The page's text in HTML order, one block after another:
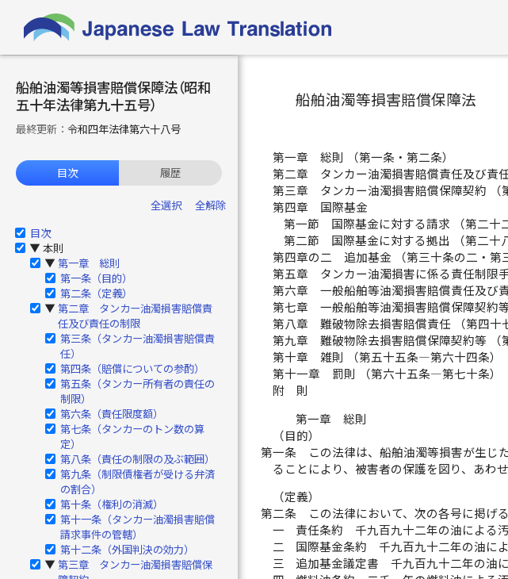
船舶油濁等損害賠償保障法（昭和
五十年法律第九十五号）
最終更新： 令和四年法律第六十八号
目次 履歴
全選択 全解除
目次
▶ 本則
▶ 第一章 総則
第一条（目的）
第二条（定義）
▶ 第二章 タンカー油濁損害賠償責
任及び責任の制限
第三条（タンカー油濁損害賠償責
任）
第四条（賠償についての参酌）
第五条（タンカー所有者の責任の
制限）
第六条（責任限度額）
第七条（タンカーのトン数の算
定）
第八条（責任の制限の及ぶ範囲）
第九条（制限債権者が受ける弁済
の割合）
第十条（権利の消滅）
第十一条（タンカー油濁損害賠償
請求事件の管轄）
第十二条（外国判決の効力）
▶ 第三章 タンカー油濁損害賠償保
船舶油濁等損害賠償保障法
第一章 総則 （第一条・第二条）
第二章 タンカー油濁損害賠償責任及び責
第三章 タンカー油濁損害賠償保障契約 （
第四章 国際基金
第一節 国際基金に対する請求 （第二十
第二節 国際基金に対する拠出 （第二十
第四章の二 追加基金 （第三十条の二・第
第五章 タンカー油濁損害に係る責任制限
第六章 一般船舶等油濁損害賠償責任及び
第七章 一般船舶等油濁損害賠償保障契約
第八章 難破物除去損害賠償責任 （第四十
第九章 難破物除去損害賠償保障契約等 （
第十章 雑則 （第五十五条―第六十四条）
第十一章 罰則 （第六十五条―第七十条）
附 則
第一章 総則
（目的）
第一条
この法律は、船舶油濁等損害が生じ
ることにより、被害者の保護を図り、あわ
（定義）
第二条
この法律において、次の各号に掲げ
一
責任条約 千九百九十二年の油による
二
国際基金条約 千九百九十二年の油に
三
追加基金議定書 千九百九十二年の油